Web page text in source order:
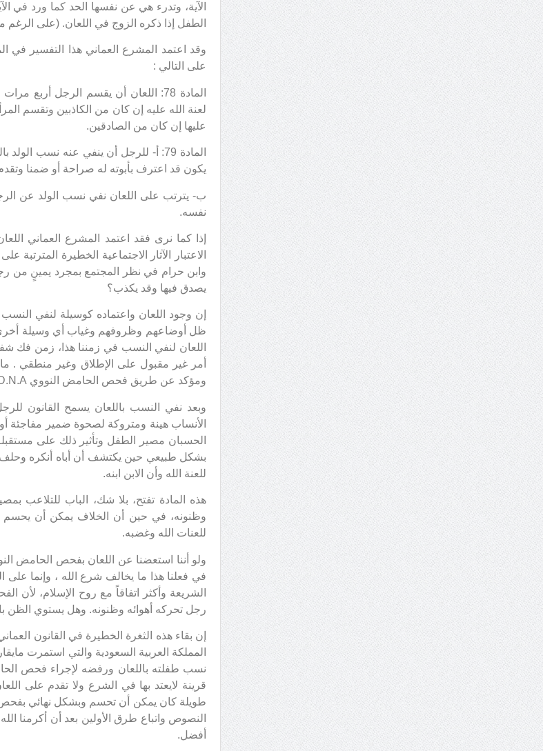
الآية، وتدرء هي عن نفسها الحد كما ورد في
الطفل إذا ذكره الزوج في اللعان. (على الرغم
على التالي :
المادة 78: اللعان أن يقسم الرجل
لعنة الله عليه إن كان من الكاذبين وتقسم
عليها إن كان من الصادقين.
المادة 79: أ- للرجل أن ينفي عنه نسب
يكون قد اعترف بأبوته له صراحة أو ضمنا
ب- يترتب على اللعان نفي نسب الولد عن
نفسه.
إذا كما نرى فقد اعتمد المشرع العماني
الاعتبار الآثار الاجتماعية الخطيرة
وابن حرام في نظر المجتمع بمجرد يمينٍ
يصدق فيها وقد يكذب؟
إن وجود اللعان واعتماده كوسيلة لنفي
ظل أوضاعهم وظروفهم وغياب أي وسيلة
اللعان لنفي النسب في زمننا هذا، زمن فك
أمر غير مقبول على الإطلاق وغير منطقي .
ومؤكد عن طريق فحص الحامض النووي D.N.A ?
وبعد نفي النسب باللعان يسمح القانون
الأنساب هينة ومتروكة لصحوة ضمير مفاجئة
الحسبان مصير الطفل وتأثير ذلك على
بشكل طبيعي حين يكتشف أن أباه أنكره وحلف
للعنة الله وأن الابن ابنه.
هذه المادة تفتح، بلا شك، الباب للتلاعب
وظنونه، في حين أن الخلاف يمكن أن
للعنات الله وغضبه.
ولو أننا استعضنا عن اللعان بفحص الحامض
في فعلنا هذا ما يخالف شرع الله ، وإنما
الشريعة وأكثر اتفاقاً مع روح الإسلام، لأن
رجل تحركه أهوائه وظنونه. وهل يستوي الظن
إن بقاء هذه الثغرة الخطيرة في القانون
المملكة العربية السعودية والتي استمرت
نسب طفلته باللعان ورفضه لإجراء فحص
قرينة لايعتد بها في الشرع ولا تقدم على
طويلة كان يمكن أن تحسم وبشكل نهائي
النصوص واتباع طرق الأولين بعد أن أكرمنا
أفضل.